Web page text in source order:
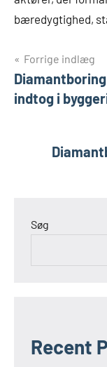
bæredygtighed,
Forrige indlæg
indtog i
Søg
Recent